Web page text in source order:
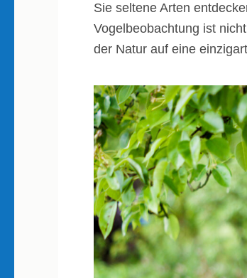
Sie seltene Arten
Vogelbeobachtung ist
der Natur auf eine